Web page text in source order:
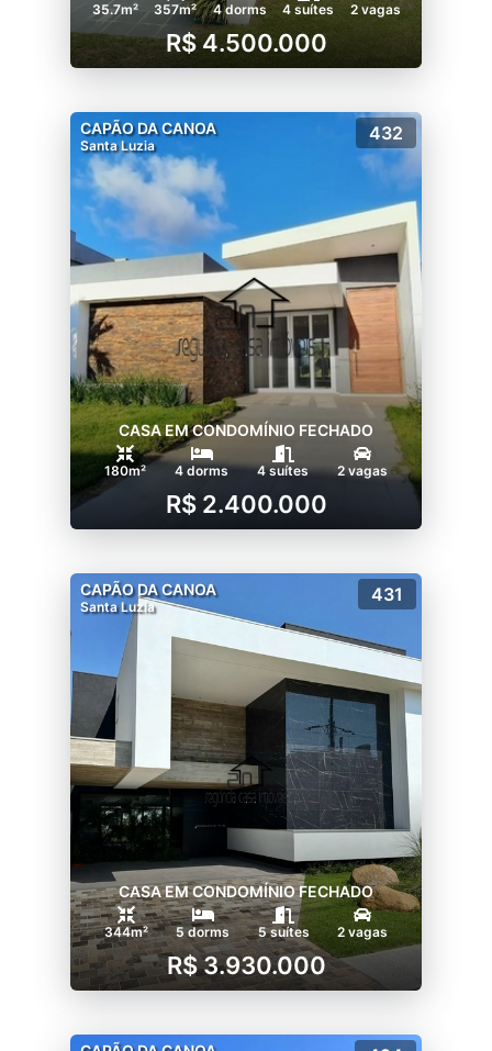
35.7m² 357m² 4 dorms 4 suítes 2 vagas
R$ 4.500.000
CAPÃO DA CANOA
Santa Luzia
432
CASA EM CONDOMÍNIO FECHADO
180m² 4 dorms 4 suítes 2 vagas
R$ 2.400.000
CAPÃO DA CANOA
Santa Luzia
431
CASA EM CONDOMÍNIO FECHADO
344m² 5 dorms 5 suítes 2 vagas
R$ 3.930.000